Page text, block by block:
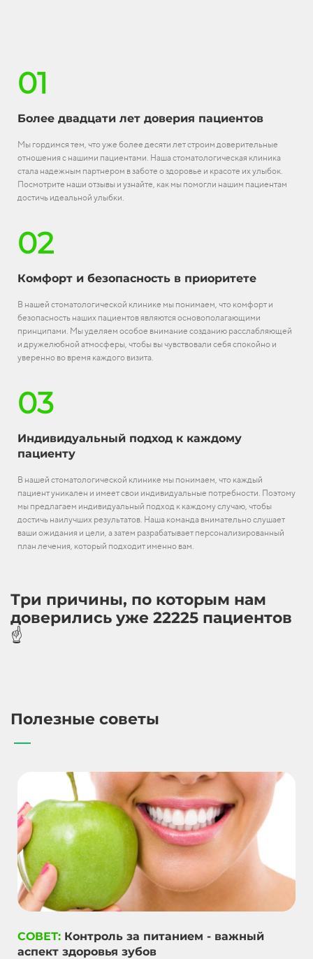
01
Более двадцати лет доверия пациентов
Мы гордимся тем, что уже более десяти лет строим доверительные
отношения с нашими пациентами. Наша стоматологическая клиника
стала надежным партнером в заботе о здоровье и красоте их улыбок.
Посмотрите наши отзывы и узнайте, как мы помогли нашим пациентам
достичь идеальной улыбки.
02
Комфорт и безопасность в приоритете
В нашей стоматологической клинике мы понимаем, что комфорт и
безопасность наших пациентов являются основополагающими
принципами. Мы уделяем особое внимание созданию расслабляющей
и дружелюбной атмосферы, чтобы вы чувствовали себя спокойно и
уверенно во время каждого визита.
03
Индивидуальный подход к каждому
пациенту
В нашей стоматологической клинике мы понимаем, что каждый
пациент уникален и имеет свои индивидуальные потребности. Поэтому
мы предлагаем индивидуальный подход к каждому случаю, чтобы
достичь наилучших результатов. Наша команда внимательно слушает
ваши ожидания и цели, а затем разрабатывает персонализированный
план лечения, который подходит именно вам.
Три причины, по которым нам
доверились уже 22225 пациентов
☝️
Полезные советы
СОВЕТ: Контроль за питанием - важный
аспект здоровья зубов